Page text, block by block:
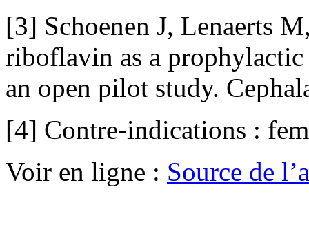
[3] Schoenen J, Lenaerts
riboflavin as a
an open pilot study.
[4] Contre-indications :
Voir en ligne : Source de